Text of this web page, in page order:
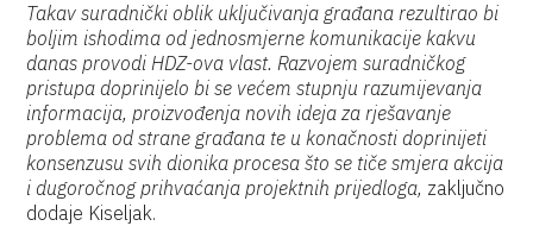
Takav suradnički oblik uključivanja građana rezultirao bi
boljim ishodima od jednosmjerne komunikacije kakvu
danas provodi HDZ-ova vlast. Razvojem suradničkog
pristupa doprinijelo bi se većem stupnju razumijevanja
informacija, proizvođenja novih ideja za rješavanje
problema od strane građana te u konačnosti doprinijeti
konsenzusu svih dionika procesa što se tiče smjera akcija
i dugoročnog prihvaćanja projektnih prijedloga, zaključno
dodaje Kiseljak.